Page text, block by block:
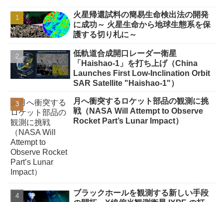
火星帰還試料の簡易生命検出法の開発
に成功～ 火星生命から地球生態系を保
護する切り札に～
低軌道合成開口レーダー衛星
「Haishao-1」を打ち上げ（China
Launches First Low-Inclination Orbit
SAR Satellite "Haishao-1"）
月へ衝突するロケット部品の観測に挑
戦（NASA Will Attempt to Observe
Rocket Part’s Lunar Impact）
ブラックホールを観測する新しい手段